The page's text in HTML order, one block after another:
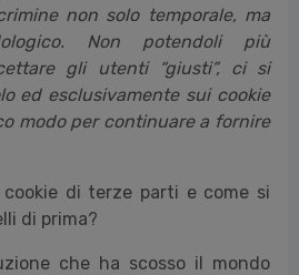
non solo temporale, ma
Non potendoli più
gli utenti “giusti”, ci si
ed esclusivamente sui cookie
modo per continuare a fornire
di terze parti e come si
di prima?
che ha scosso il mondo